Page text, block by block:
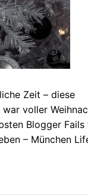
Zeit – diese
voller
Blogger
– München